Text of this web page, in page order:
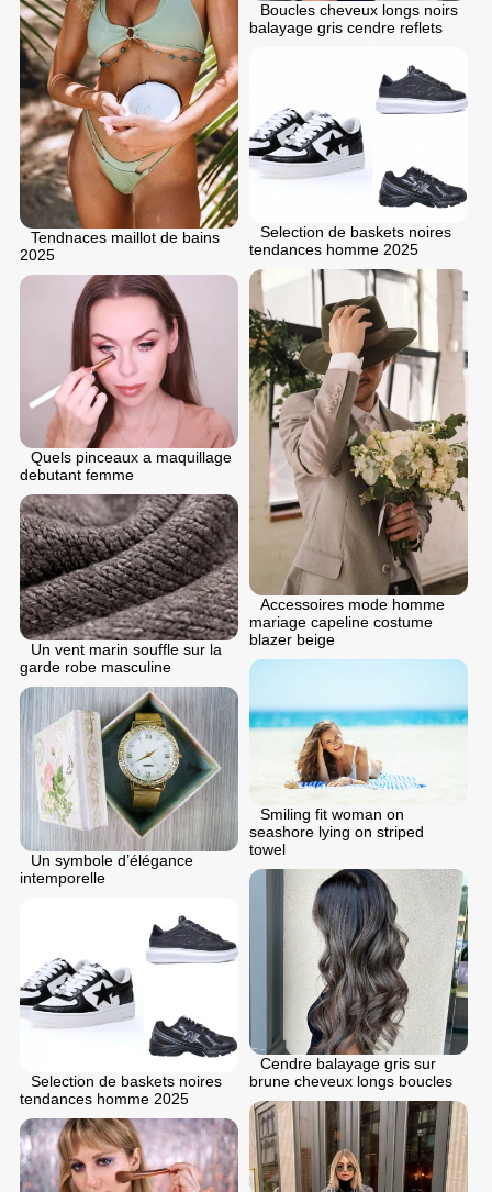
Boucles cheveux longs noirs
balayage gris cendre reflets
Tendnaces maillot de bains
2025
Selection de baskets noires
tendances homme 2025
Accessoires mode homme
mariage capeline costume
blazer beige
Quels pinceaux a maquillage
debutant femme
Un vent marin souffle sur la
garde robe masculine
Smiling fit woman on
seashore lying on striped
towel
Un symbole d’élégance
intemporelle
Cendre balayage gris sur
brune cheveux longs boucles
Selection de baskets noires
tendances homme 2025